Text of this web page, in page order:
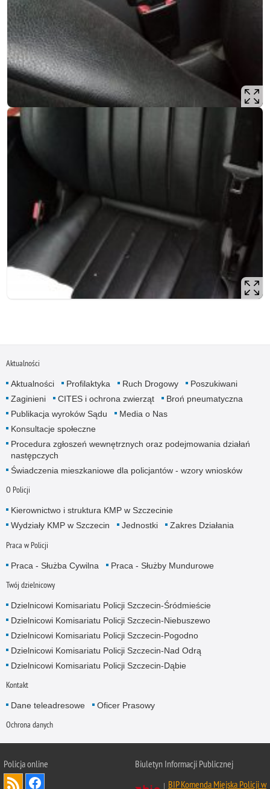
Aktualności
Aktualności Profilaktyka Ruch Drogowy
Poszukiwani
Zaginieni
CITES i ochrona zwierząt
Broń pneumatyczna
Publikacja wyroków Sądu
Media o Nas
Konsultacje społeczne
Procedura zgłoszeń wewnętrznych oraz podejmowania działań
następczych
Świadczenia mieszkaniowe dla policjantów - wzory wniosków
O Policji
Kierownictwo i struktura KMP w Szczecinie
Wydziały KMP w Szczecin
Jednostki Zakres Działania
Praca w Policji
Praca - Służba Cywilna Praca - Służby Mundurowe
Twój dzielnicowy
Dzielnicowi Komisariatu Policji Szczecin-Śródmieście
Dzielnicowi Komisariatu Policji Szczecin-Niebuszewo
Dzielnicowi Komisariatu Policji Szczecin-Pogodno
Dzielnicowi Komisariatu Policji Szczecin-Nad Odrą
Dzielnicowi Komisariatu Policji Szczecin-Dąbie
Kontakt
Dane teleadresowe Oficer Prasowy
Ochrona danych
Policja online
Biuletyn Informacji Publicznej
BIP Komenda Miejska Policji w